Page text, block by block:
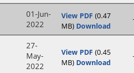
01-Jun-
2022
View PDF (0.47
MB) Download
27-
May-
2022
View PDF (0.45
MB) Download